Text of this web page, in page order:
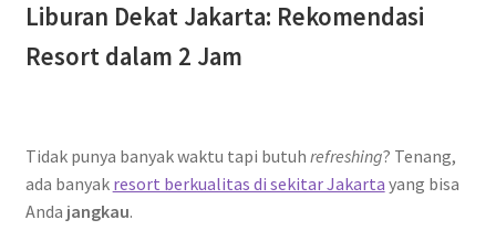
Liburan Dekat Jakarta: Rekomendasi
Resort dalam 2 Jam
Tidak punya banyak waktu tapi butuh refreshing? Tenang,
ada banyak resort berkualitas di sekitar Jakarta yang bisa
Anda jangkau.